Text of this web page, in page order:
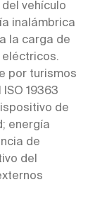
vehículo
inalámbrica
la carga de
eléctricos.
por turismos
19363
de
energía
de
del